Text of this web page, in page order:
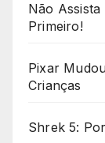
Não
Primeiro!
Pixar
Crianças
Shrek 5: